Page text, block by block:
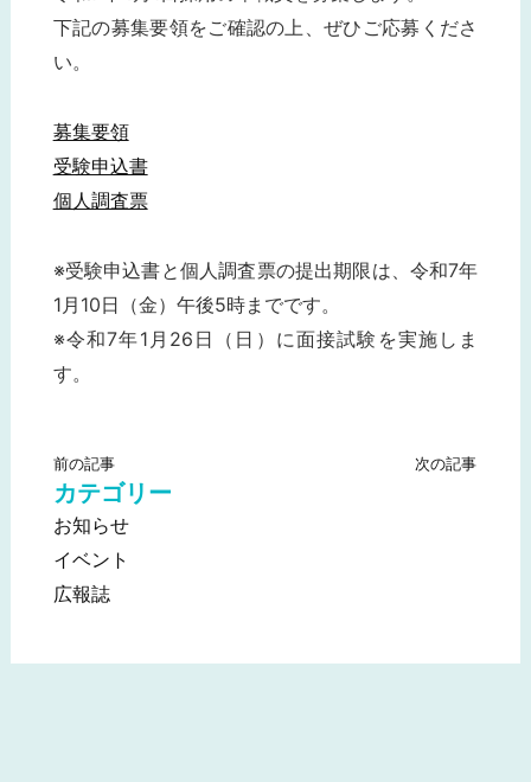
カテゴリー
お知らせ
イベント
広報誌
下記の募集要領をご確認の上、ぜひご応募くださ
い。
募集要領
受験申込書
個人調査票
※受験申込書と個人調査票の提出期限は、令和7年
1月10日（金）午後5時までです。
※令和7年1月26日（日）に面接試験を実施しま
す。
前の記事 次の記事